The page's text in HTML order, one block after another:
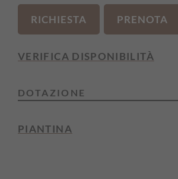
RICHIESTA PRENOTA
VERIFICA DISPONIBILITÀ
DOTAZIONE
PIANTINA